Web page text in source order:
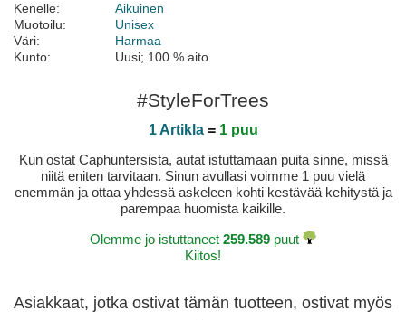
Kenelle:
Aikuinen
Muotoilu:
Unisex
Väri:
Harmaa
Kunto:
Uusi; 100 % aito
#StyleForTrees
1 Artikla= 1 puu
Kun ostat Caphuntersista, autat istuttamaan puita sinne, missä
niitä eniten tarvitaan. Sinun avullasi voimme 1 puu vielä
enemmän ja ottaa yhdessä askeleen kohti kestävää kehitystä ja
parempaa huomista kaikille.
Olemme jo istuttaneet 259.589 puut
Kiitos!
Asiakkaat, jotka ostivat tämän tuotteen, ostivat myös